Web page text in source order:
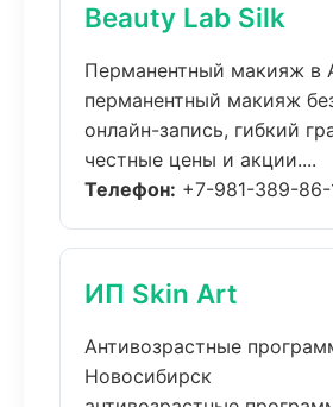
Beauty Lab Silk
Перманентный макияж в
перманентный макияж
онлайн-запись, гибкий
честные цены и акции....
Телефон: +7-981-389-86-
ИП Skin Art
Антивозрастные
Новосибирск